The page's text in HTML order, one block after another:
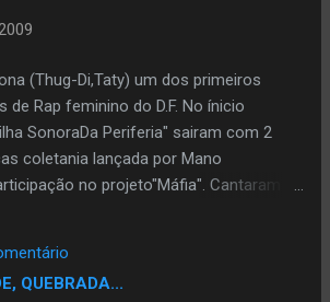
- Cease & Seckle O Som dos
e a Conciencia Forte do Rap." Como
Reggae e Rap Correndo Lado a
São Irmãos da Mesma Africa e
dos Mesmo Gueto (Jamaica)"
(Thug-Di,Taty) um dos primeiros
de Rap feminino do D.F. No ínicio
SonoraDa Periferia" sairam com 2
coletania lançada por Mano
no projeto"Máfia". Cantaram
cantando com Jamaika,Part. tmb com
Medo,"Ele só tinha 16,Vai Boy,Gangsta
QUEBRADA...